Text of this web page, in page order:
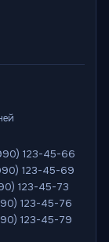
123-45-66
123-45-69
123-45-73
123-45-76
123-45-79